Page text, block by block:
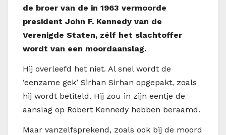
de broer van de in 1963 vermoorde
president John F. Kennedy van de
Verenigde Staten, zélf het slachtoffer
wordt van een moordaanslag.
Hij overleefd het niet. Al snel wordt de
‘eenzame gek’ Sirhan Sirhan opgepakt, zoals
hij wordt betiteld. Hij zou in zijn eentje de
aanslag op Robert Kennedy hebben beraamd.
Maar vanzelfsprekend, zoals ook bij de moord